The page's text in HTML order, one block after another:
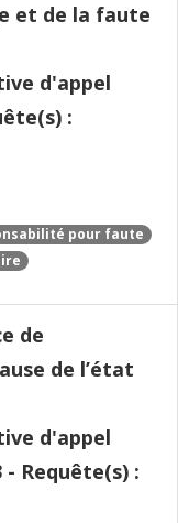
et de la faute
d'appel
:
pour faute
de
de l’état
d'appel
Requête(s) :